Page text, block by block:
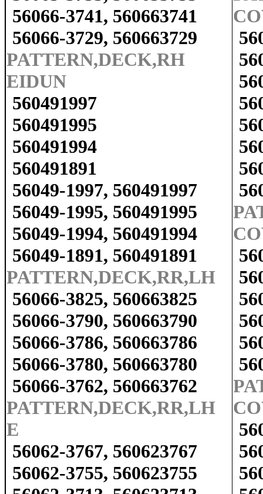
56066-3741, 560663741
56066-3729, 560663729
PATTERN,DECK,RH
EIDUN
560491997
560491995
560491994
560491891
56049-1997, 560491997
56049-1995, 560491995
56049-1994, 560491994
56049-1891, 560491891
PATTERN,DECK,RR,LH
56066-3825, 560663825
56066-3790, 560663790
56066-3786, 560663786
56066-3780, 560663780
56066-3762, 560663762
PATTERN,DECK,RR,LH
E
56062-3767, 560623767
56062-3755, 560623755